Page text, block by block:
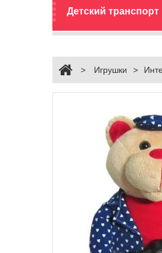
Детский транспорт
> Игрушки >